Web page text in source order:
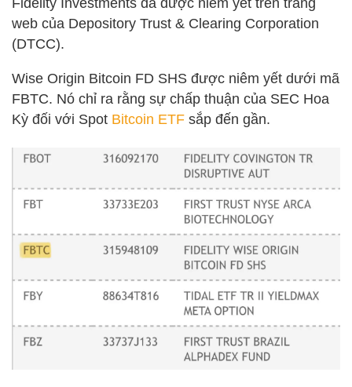
Fidelity Investments đã được niêm yết trên trang
web của Depository Trust & Clearing Corporation
(DTCC).
Wise Origin Bitcoin FD SHS được niêm yết dưới mã
FBTC. Nó chỉ ra rằng sự chấp thuận của SEC Hoa
Kỳ đối với Spot Bitcoin ETF sắp đến gần.